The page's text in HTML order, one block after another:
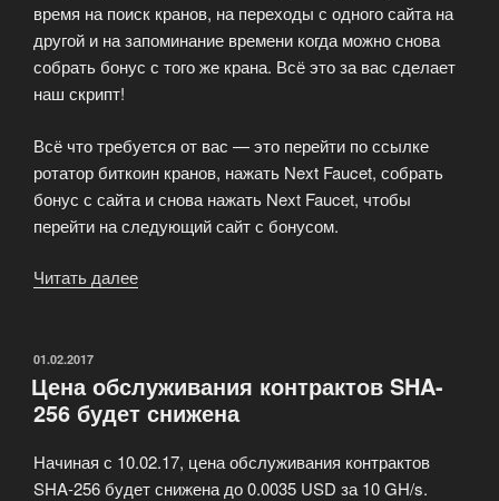
время на поиск кранов, на переходы с одного сайта на
другой и на запоминание времени когда можно снова
собрать бонус с того же крана. Всё это за вас сделает
наш скрипт!
Всё что требуется от вас — это перейти по ссылке
ротатор биткоин кранов, нажать Next Faucet, собрать
бонус с сайта и снова нажать Next Faucet, чтобы
перейти на следующий сайт с бонусом.
Читать далее
ОПУБЛИКОВАНО
01.02.2017
Цена обслуживания контрактов SHA-
256 будет снижена
Начиная с 10.02.17, цена обслуживания контрактов
SHA-256 будет снижена до 0.0035 USD за 10 GH/s.